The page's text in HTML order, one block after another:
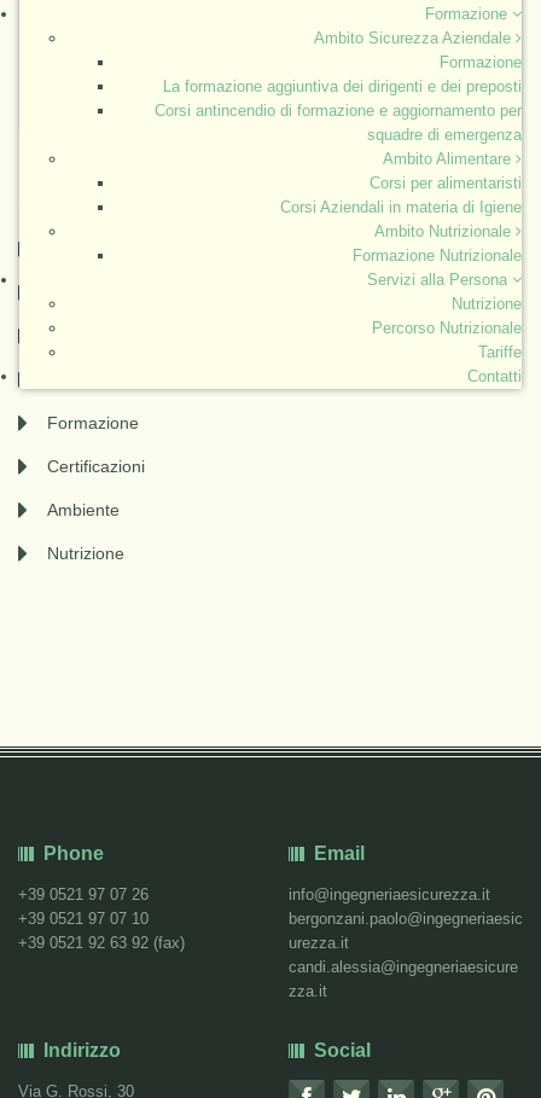
Formazione
Ambito Sicurezza Aziendale
Formazione
La formazione aggiuntiva dei dirigenti e dei preposti
Corsi antincendio di formazione e aggiornamento per
squadre di emergenza
Ambito Alimentare
Corsi per alimentaristi
Corsi Aziendali in materia di Igiene
Ambito Nutrizionale
Formazione Nutrizionale
Servizi alla Persona
Nutrizione
Percorso Nutrizionale
Tariffe
Contatti
SERVIZI:
Sicurezza Aziendale
Sicurezza Alimentare
Formazione
Certificazioni
Ambiente
Nutrizione
Phone
+39 0521 97 07 26
+39 0521 97 07 10
+39 0521 92 63 92 (fax)
Email
info@ingegneriaesicurezza.it
bergonzani.paolo@ingegneriaesic
urezza.it
candi.alessia@ingegneriaesicure
zza.it
Indirizzo
Via G. Rossi, 30
Social